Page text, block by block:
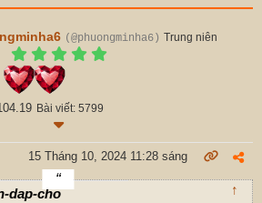
(@phuongminha6) Trung niên
Bài viết: 5799
15 Tháng 10, 2024 11:28 sáng
dap-cho ↑